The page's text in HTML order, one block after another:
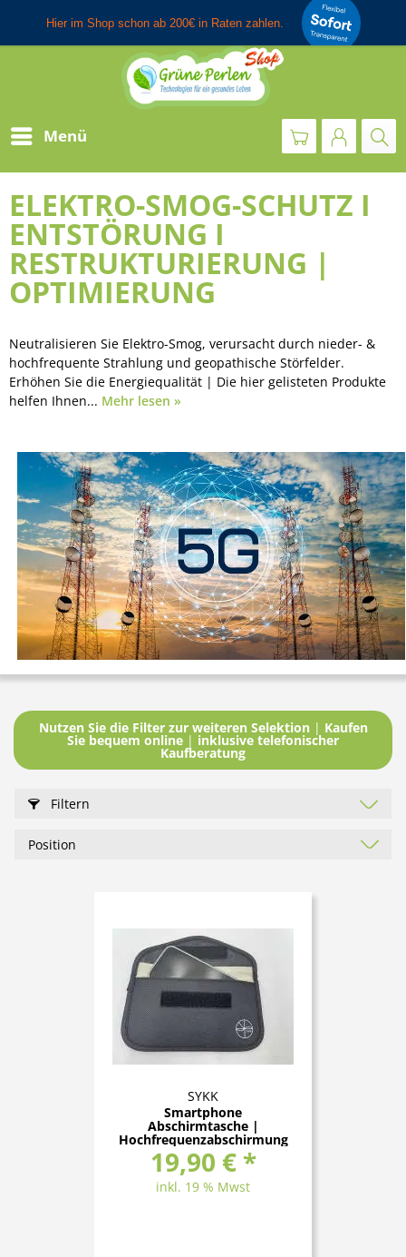
Menü
ELEKTRO-SMOG-SCHUTZ I
ENTSTÖRUNG I
RESTRUKTURIERUNG |
OPTIMIERUNG
Neutralisieren Sie Elektro-Smog, verursacht durch nieder- &
hochfrequente Strahlung und geopathische Störfelder.
Erhöhen Sie die Energiequalität | Die hier gelisteten Produkte
helfen Ihnen... Mehr lesen »
Nutzen Sie die Filter zur weiteren Selektion| Kaufen
Sie bequem online | inklusive telefonischer
Kaufberatung
Filtern
SYKK
Smartphone
Abschirmtasche |
Hochfrequenzabschirmung
19,90 € *
inkl. 19 % Mwst